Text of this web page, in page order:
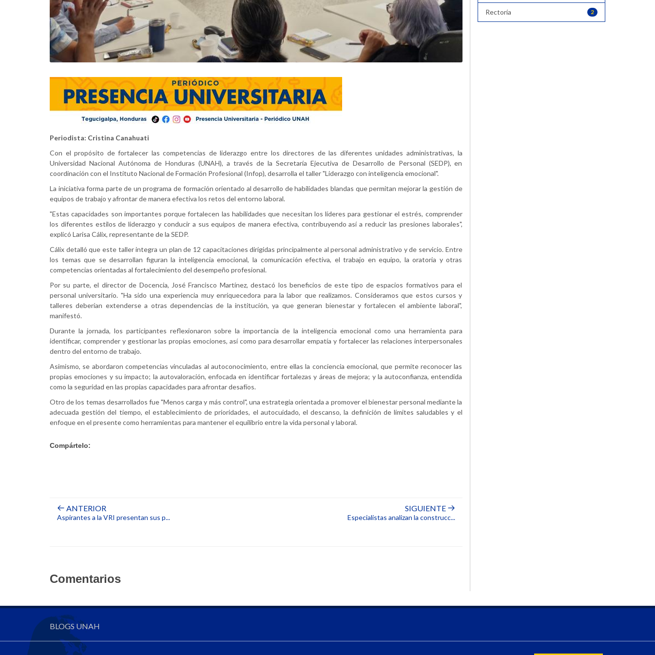
Periodista: Cristina Canahuati
Con el propósito de fortalecer las competencias de liderazgo entre los directores de las diferentes unidades administrativas, la
Universidad Nacional Autónoma de Honduras (UNAH), a través de la Secretaría Ejecutiva de Desarrollo de Personal (SEDP), en
coordinación con el Instituto Nacional de Formación Profesional (Infop), desarrolla el taller "Liderazgo con inteligencia emocional".
La iniciativa forma parte de un programa de formación orientado al desarrollo de habilidades blandas que permitan mejorar la gestión de
equipos de trabajo y afrontar de manera efectiva los retos del entorno laboral.
"Estas capacidades son importantes porque fortalecen las habilidades que necesitan los líderes para gestionar el estrés, comprender
los diferentes estilos de liderazgo y conducir a sus equipos de manera efectiva, contribuyendo así a reducir las presiones laborales",
explicó Larisa Cálix, representante de la SEDP.
Cálix detalló que este taller integra un plan de 12 capacitaciones dirigidas principalmente al personal administrativo y de servicio. Entre
los temas que se desarrollan figuran la inteligencia emocional, la comunicación efectiva, el trabajo en equipo, la oratoria y otras
competencias orientadas al fortalecimiento del desempeño profesional.
Por su parte, el director de Docencia, José Francisco Martínez, destacó los beneficios de este tipo de espacios formativos para el
personal universitario. "Ha sido una experiencia muy enriquecedora para la labor que realizamos. Consideramos que estos cursos y
talleres deberían extenderse a otras dependencias de la institución, ya que generan bienestar y fortalecen el ambiente laboral",
manifestó.
Durante la jornada, los participantes reflexionaron sobre la importancia de la inteligencia emocional como una herramienta para
identificar, comprender y gestionar las propias emociones, así como para desarrollar empatía y fortalecer las relaciones interpersonales
dentro del entorno de trabajo.
Asimismo, se abordaron competencias vinculadas al autoconocimiento, entre ellas la conciencia emocional, que permite reconocer las
propias emociones y su impacto; la autovaloración, enfocada en identificar fortalezas y áreas de mejora; y la autoconfianza, entendida
como la seguridad en las propias capacidades para afrontar desafíos.
Otro de los temas desarrollados fue "Menos carga y más control", una estrategia orientada a promover el bienestar personal mediante la
adecuada gestión del tiempo, el establecimiento de prioridades, el autocuidado, el descanso, la definición de límites saludables y el
enfoque en el presente como herramientas para mantener el equilibrio entre la vida personal y laboral.
Compártelo:
ANTERIOR
Aspirantes a la VRI presentan sus p...
SIGUIENTE
Especialistas analizan la construcc...
Comentarios
2
Rectoría
BLOGS UNAH